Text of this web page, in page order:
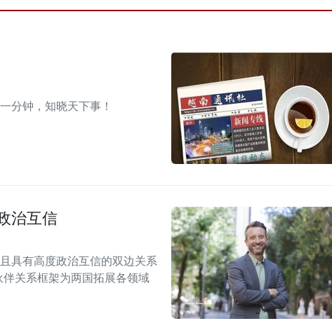
分钟，知晓天下事！
治互信
具有高度政治互信的双边关系
关系框架为两国拓展各领域